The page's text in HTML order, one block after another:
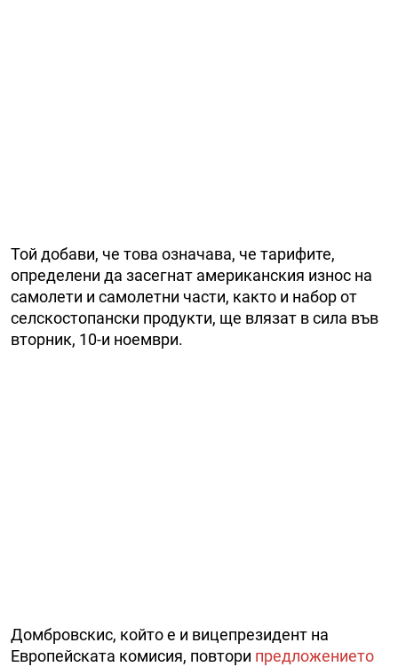
Той добави, че това означава, че тарифите,
определени да засегнат американския износ на
самолети и самолетни части, както и набор от
селскостопански продукти, ще влязат в сила във
вторник, 10-и ноември.
Домбровскис, който е и вицепрезидент на
Европейската комисия, повтори предложението